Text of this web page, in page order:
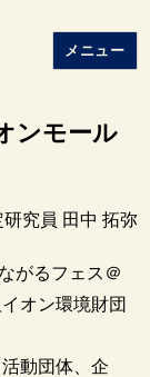
メニュー
ンモール
究員 田中 拓弥
がるフェス＠
オン環境財団
動団体、企